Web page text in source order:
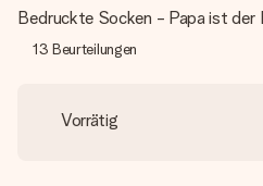
Bedruckte Socken - Papa ist
13 Beurteilungen
Vorrätig